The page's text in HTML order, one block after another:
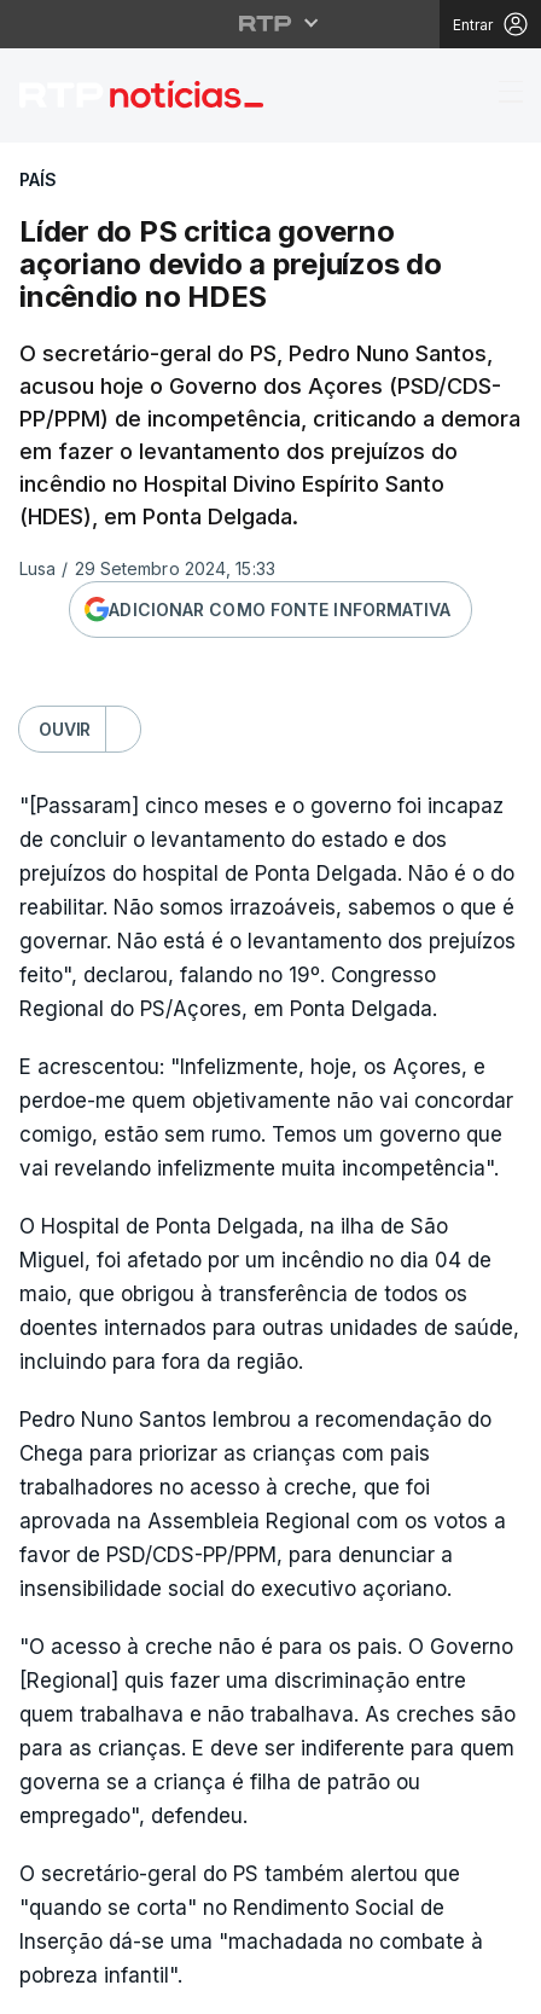
Entrar
Líder do PS critica
PAÍS
Líder do PS critica governo
açoriano devido a prejuízos do
incêndio no HDES
O secretário-geral do PS, Pedro Nuno Santos,
acusou hoje o Governo dos Açores (PSD/CDS-
PP/PPM) de incompetência, criticando a demora
em fazer o levantamento dos prejuízos do
incêndio no Hospital Divino Espírito Santo
(HDES), em Ponta Delgada.
Lusa / 29 Setembro 2024, 15:33
ADICIONAR COMO FONTE INFORMATIVA
OUVIR
"[Passaram] cinco meses e o governo foi incapaz
de concluir o levantamento do estado e dos
prejuízos do hospital de Ponta Delgada. Não é o do
reabilitar. Não somos irrazoáveis, sabemos o que é
governar. Não está é o levantamento dos prejuízos
feito", declarou, falando no 19º. Congresso
Regional do PS/Açores, em Ponta Delgada.
E acrescentou: "Infelizmente, hoje, os Açores, e
perdoe-me quem objetivamente não vai concordar
comigo, estão sem rumo. Temos um governo que
vai revelando infelizmente muita incompetência".
O Hospital de Ponta Delgada, na ilha de São
Miguel, foi afetado por um incêndio no dia 04 de
maio, que obrigou à transferência de todos os
doentes internados para outras unidades de saúde,
incluindo para fora da região.
Pedro Nuno Santos lembrou a recomendação do
Chega para priorizar as crianças com pais
trabalhadores no acesso à creche, que foi
aprovada na Assembleia Regional com os votos a
favor de PSD/CDS-PP/PPM, para denunciar a
insensibilidade social do executivo açoriano.
"O acesso à creche não é para os pais. O Governo
[Regional] quis fazer uma discriminação entre
quem trabalhava e não trabalhava. As creches são
para as crianças. E deve ser indiferente para quem
governa se a criança é filha de patrão ou
empregado", defendeu.
O secretário-geral do PS também alertou que
"quando se corta" no Rendimento Social de
Inserção dá-se uma "machadada no combate à
pobreza infantil".